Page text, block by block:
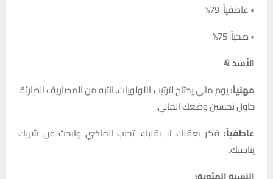
• عاطفياً: 79%
• صحياً: 75%
الأسد ♌
مهنياً:يوم مالي يحتاج لترتيب الأولويات. انتبه من المصاريف الطارئة.
حاول تحسين وضعك المالي.
عاطفياً: فكر بعقلك لا بقلبك. تجنب الماضي وابحث عن شريك
يناسبك.